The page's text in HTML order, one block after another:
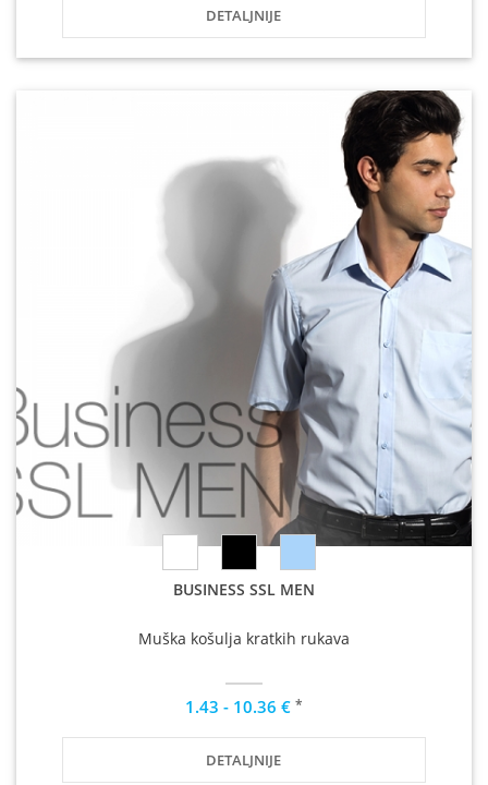
DETALJNIJE
BUSINESS SSL MEN
Muška košulja kratkih rukava
1.43 - 10.36 € *
DETALJNIJE